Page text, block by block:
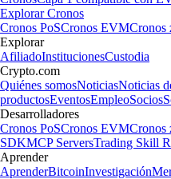
Explorar Cronos
Cronos PoSCronos EVM
Explorar
AfiliadoInstitucionesCustodia
Crypto.com
Quiénes somosNoticiasNoticias
productosEventosEmpleoSocios
Desarrolladores
Cronos PoSCronos EVM
SDKMCP ServersTrading Skill
Aprender
AprenderBitcoinInvestigación